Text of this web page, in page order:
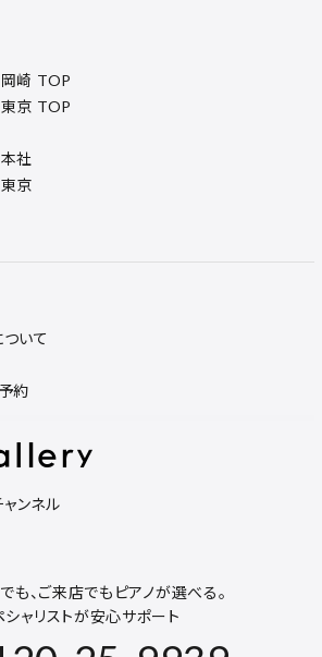
岡崎 TOP
東京 TOP
社
東京
いて
約
ンネル
も、ご来店でもピアノが選べる。
シャリストが安心サポート